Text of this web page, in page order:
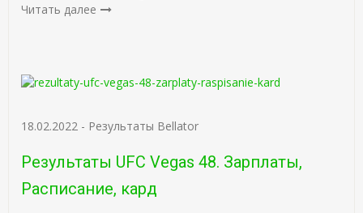
Читать далее
18.02.2022 - Результаты Bellator
Результаты UFC Vegas 48. Зарплаты,
Расписание, кард